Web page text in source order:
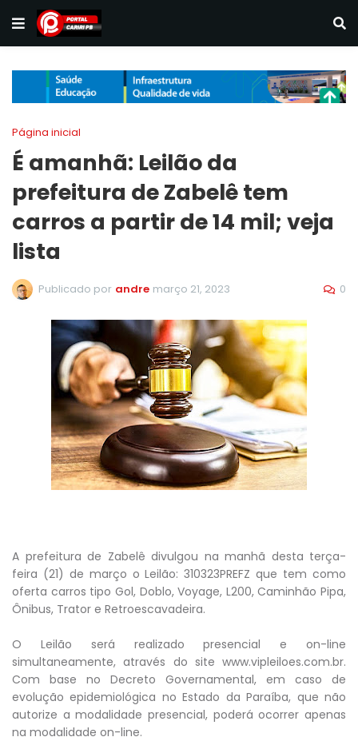
Página inicial
É amanhã: Leilão da
prefeitura de Zabelê tem
carros a partir de 14 mil; veja
lista
Publicado por andre março 21, 2023 0
A prefeitura de Zabelê divulgou na manhã desta terça-
feira (21) de março o Leilão: 310323PREFZ que tem como
oferta carros tipo Gol, Doblo, Voyage, L200, Caminhão Pipa,
Ônibus, Trator e Retroescavadeira.
O Leilão será realizado presencial e on-line
simultaneamente, através do site www.vipleiloes.com.br.
Com base no Decreto Governamental, em caso de
evolução epidemiológica no Estado da Paraíba, que não
autorize a modalidade presencial, poderá ocorrer apenas
na modalidade on-line.